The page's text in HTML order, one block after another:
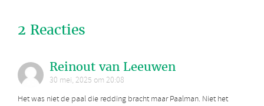
2 Reacties
Reinout van Leeuwen
30 mei, 2025 om 20:08
Het was niet de paal die redding bracht maar Paalman. Niet het